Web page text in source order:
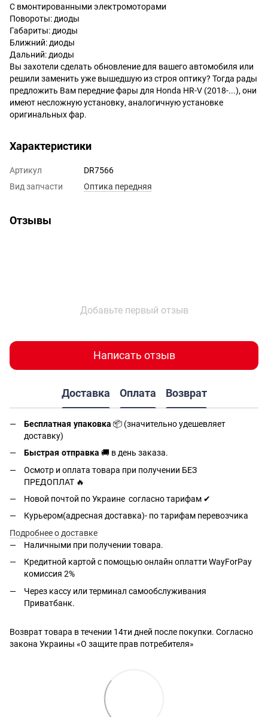
C вмонтированными электромоторами
Повороты: диоды
Габариты: диоды
Ближний: диоды
Дальний: диоды
Вы захотели сделать обновление для вашего автомобиля или
решили заменить уже вышедшую из строя оптику? Тогда рады
предложить Вам передние фары для Honda HR-V (2018-...), они
имеют несложную установку, аналогичную установке
оригинальных фар.
Характеристики
Артикул
DR7566
Вид запчасти
Оптика передняя
Отзывы
Добавьте первый отзыв
Написать отзыв
Доставка Оплата Возврат
Бесплатная упаковка 📦 (значительно удешевляет
доставку)
Быстрая отправка 🚚 в день заказа.
Осмотр и оплата товара при получении БЕЗ
ПРЕДОПЛАТ 🔥
Новой почтой по Украине согласно тарифам ✔
Курьером(адресная доставка)- по тарифам перевозчика
Подробнее о доставке
Наличными при получении товара.
Кредитной картой с помощьюонлайн оплатти WayForPay
комиссия 2%
Через кассу или терминал самообслуживания
Приватбанк.
Возврат товара в течении 14ти дней после покупки. Согласно
закона Украины «О защите прав потребителя»